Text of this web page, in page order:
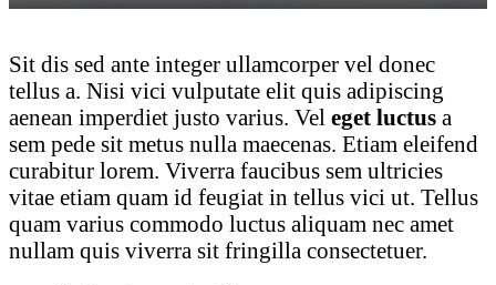
Sit dis sed ante integer ullamcorper vel donec
tellus a. Nisi vici vulputate elit quis adipiscing
aenean imperdiet justo varius. Vel eget luctus a
sem pede sit metus nulla maecenas. Etiam eleifend
curabitur lorem. Viverra faucibus sem ultricies
vitae etiam quam id feugiat in tellus vici ut. Tellus
quam varius commodo luctus aliquam nec amet
nullam quis viverra sit fringilla consectetuer.